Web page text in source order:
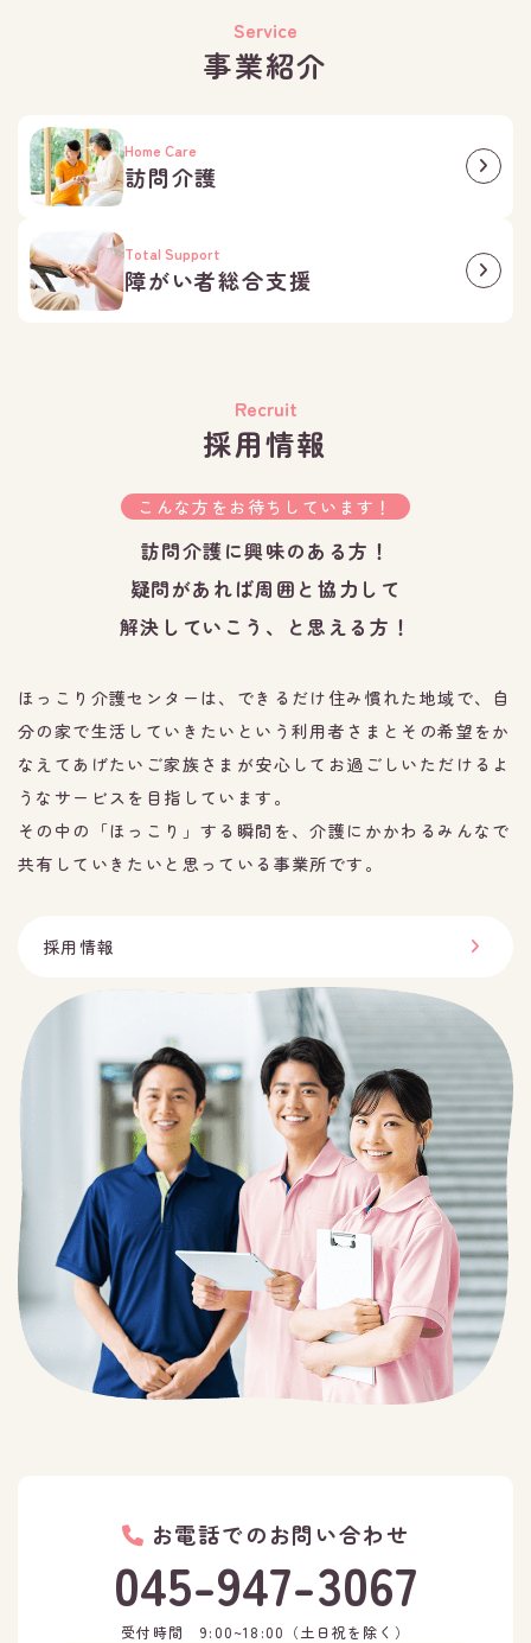
Service
事業紹介
Home Care
訪問介護
Total Support
障がい者総合支援
Recruit
採用情報
こんな方をお待ちしています！
訪問介護に興味のある方！
疑問があれば周囲と協力して
解決していこう、と思える方！
ほっこり介護センターは、できるだけ住み慣れた地域で、 自
分の家で生活していきたいという利用者さまと その希望をか
なえてあげたいご家族さまが安心してお過ごしいただけるよ
うなサービスを目指しています。
その中の「ほっこり」する瞬間を、介護にかかわるみんなで
共有していきたいと思っている事業所です。
採用情報
お電話でのお問い合わせ
045-947-3067
受付時間 9:00~18:00（土日祝を除く）